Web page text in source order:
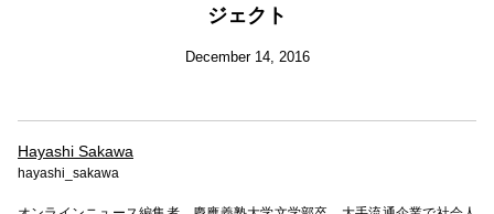
ジェクト
December 14, 2016
Hayashi Sakawa
hayashi_sakawa